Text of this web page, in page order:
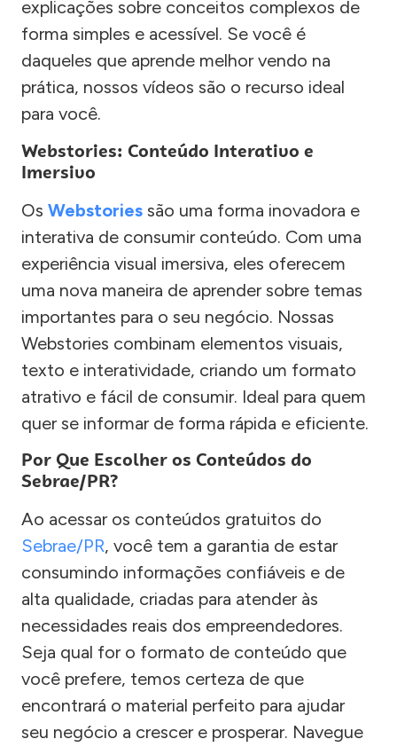
explicações sobre conceitos complexos de
forma simples e acessível. Se você é
daqueles que aprende melhor vendo na
prática, nossos vídeos são o recurso ideal
para você.
Webstories: Conteúdo Interativo e
Imersivo
Os Webstories são uma forma inovadora e
interativa de consumir conteúdo. Com uma
experiência visual imersiva, eles oferecem
uma nova maneira de aprender sobre temas
importantes para o seu negócio. Nossas
Webstories combinam elementos visuais,
texto e interatividade, criando um formato
atrativo e fácil de consumir. Ideal para quem
quer se informar de forma rápida e eficiente.
Por Que Escolher os Conteúdos do
Sebrae/PR?
Ao acessar os conteúdos gratuitos do
Sebrae/PR, você tem a garantia de estar
consumindo informações confiáveis e de
alta qualidade, criadas para atender às
necessidades reais dos empreendedores.
Seja qual for o formato de conteúdo que
você prefere, temos certeza de que
encontrará o material perfeito para ajudar
seu negócio a crescer e prosperar. Navegue